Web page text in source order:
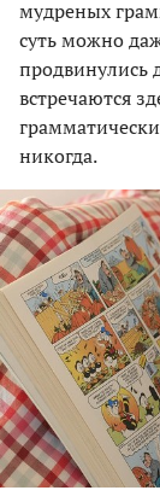
мудреных
суть можно
продвинулись
встречаются
никогда.